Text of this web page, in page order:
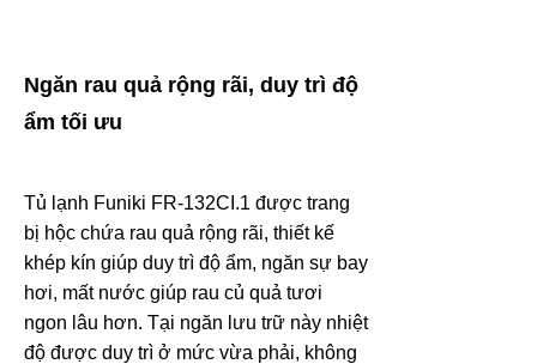
Ngăn rau quả rộng rãi, duy trì độ
ẩm tối ưu
Tủ lạnh Funiki FR-132CI.1 được trang
bị hộc chứa rau quả rộng rãi, thiết kế
khép kín giúp duy trì độ ẩm, ngăn sự bay
hơi, mất nước giúp rau củ quả tươi
ngon lâu hơn. Tại ngăn lưu trữ này nhiệt
độ được duy trì ở mức vừa phải, không